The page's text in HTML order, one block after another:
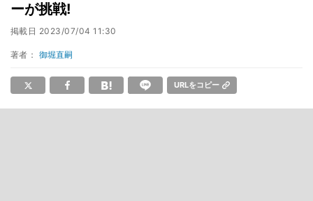
ーが挑戦!
掲載日 2023/07/04 11:30
著者： 御堀直嗣
URLをコピー